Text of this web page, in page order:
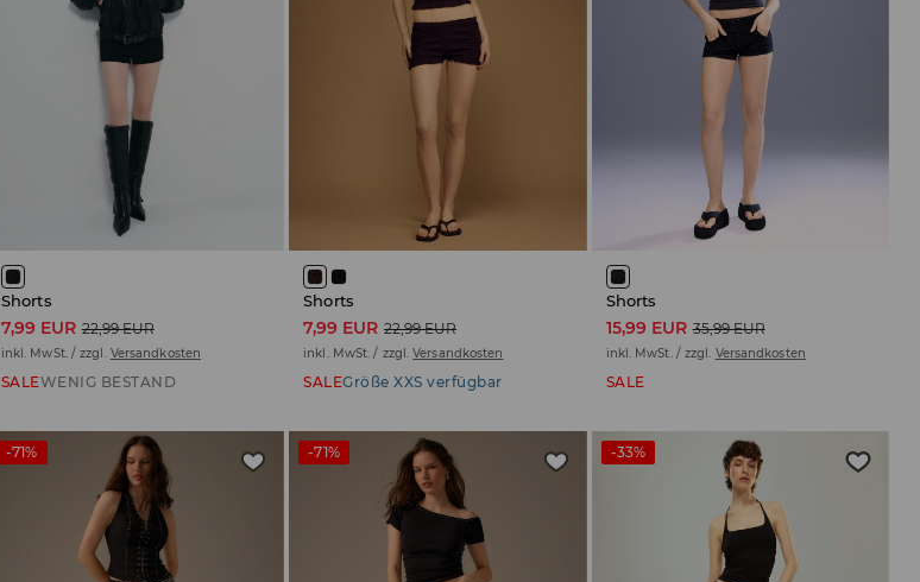
Shorts
7,99 EUR 22,99 EUR
inkl. MwSt. / zzgl. Versandkosten
SALEWENIG BESTAND
Shorts
7,99 EUR 22,99 EUR
inkl. MwSt. / zzgl.Versandkosten
SALEGröße XXS verfügbar
Shorts
15,99 EUR 35,99 EUR
inkl. MwSt. / zzgl. Versandkosten
SALE
-71% -71% -33%